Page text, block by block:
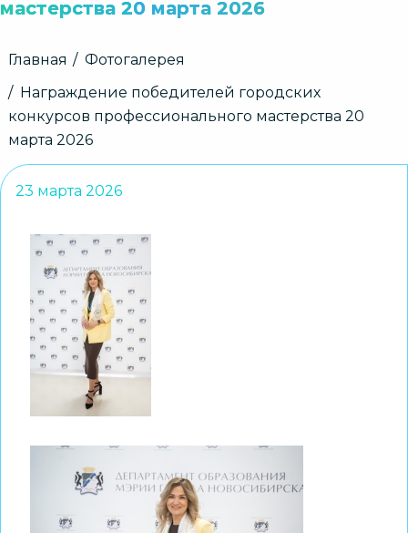
мастерства 20 марта 2026
Строка
Главная
Фотогалерея
Награждение победителей городских
конкурсов профессионального мастерства 20
марта 2026
23 марта 2026